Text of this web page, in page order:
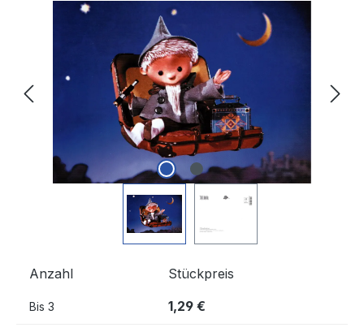
Bildergalerie überspringen
Anzahl Stückpreis
Bis 3 1,29 €